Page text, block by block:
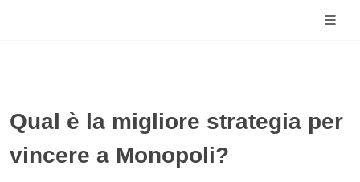
Qual è la migliore strategia per
vincere a Monopoli?